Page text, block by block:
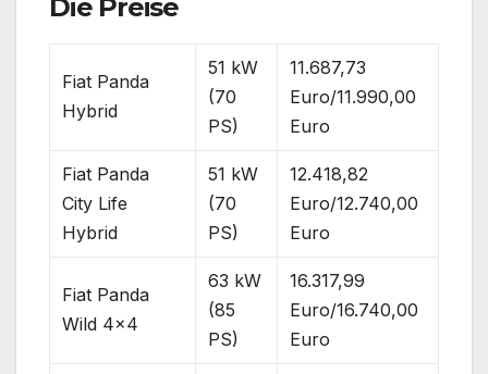
Die Preise
Fiat Panda
Hybrid
51 kW
(70
PS)
11.687,73
Euro/11.990,00
Euro
Fiat Panda
City Life
Hybrid
51 kW
(70
PS)
12.418,82
Euro/12.740,00
Euro
Fiat Panda
Wild 4×4
63 kW
(85
PS)
16.317,99
Euro/16.740,00
Euro